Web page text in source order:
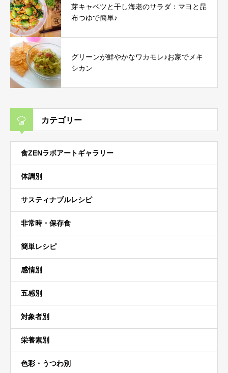
芽キャベツと干し海老のサラダ：マヨと昆
布つゆで簡単♪
グリーンが鮮やかなワカモレ♪お家でメキ
シカン
カテゴリー
食ZENラボアートギャラリー
体調別
サスティナブルレシピ
非常時・保存食
簡単レシピ
感情別
五感別
対象者別
栄養素別
色彩・うつわ別